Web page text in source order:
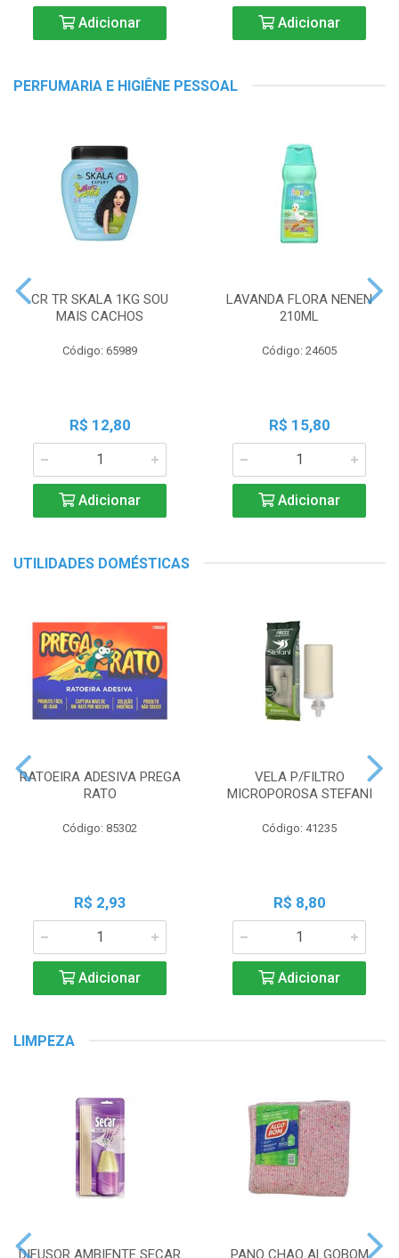
Adicionar Adicionar
PERFUMARIA E HIGIÊNE PESSOAL
CR TR SKALA 1KG SOU
MAIS CACHOS
Código: 65989
R$ 12,80
Adicionar
LAVANDA FLORA NENEN
210ML
Código: 24605
R$ 15,80
Adicionar
UTILIDADES DOMÉSTICAS
RATOEIRA ADESIVA PREGA
RATO
Código: 85302
R$ 2,93
Adicionar
VELA P/FILTRO
MICROPOROSA STEFANI
Código: 41235
R$ 8,80
Adicionar
LIMPEZA
DIFUSOR AMBIENTE SECAR PANO CHAO ALGOBOM